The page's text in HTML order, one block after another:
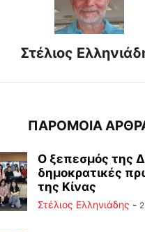
Στέλιος
ΠΑΡΟΜΟΙΑ
Ο ξεπεσμός της
δημοκρατικές
της Κίνας
Στέλιος Ελληνιάδης -